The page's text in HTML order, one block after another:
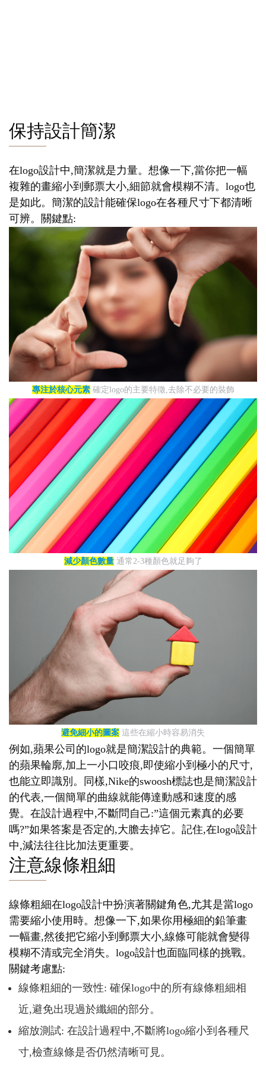
保持設計簡潔
在logo設計中,簡潔就是力量。想像一下,當你把一幅
複雜的畫縮小到郵票大小,細節就會模糊不清。logo也
是如此。簡潔的設計能確保logo在各種尺寸下都清晰
可辨。關鍵點:
專注於核心元素確定logo的主要特徵,去除不必要的裝飾
減少顏色數量通常2-3種顏色就足夠了
避免細小的圖案 這些在縮小時容易消失
例如,蘋果公司的logo就是簡潔設計的典範。一個簡單
的蘋果輪廓,加上一小口咬痕,即使縮小到極小的尺寸,
也能立即識別。同樣,Nike的swoosh標誌也是簡潔設計
的代表,一個簡單的曲線就能傳達動感和速度的感
覺。在設計過程中,不斷問自己:”這個元素真的必要
嗎?”如果答案是否定的,大膽去掉它。記住,在logo設計
中,減法往往比加法更重要。
注意線條粗細
線條粗細在logo設計中扮演著關鍵角色,尤其是當logo
需要縮小使用時。想像一下,如果你用極細的鉛筆畫
一幅畫,然後把它縮小到郵票大小,線條可能就會變得
模糊不清或完全消失。logo設計也面臨同樣的挑戰。
關鍵考慮點:
線條粗細的一致性: 確保logo中的所有線條粗細相
近,避免出現過於纖細的部分。
縮放測試: 在設計過程中,不斷將logo縮小到各種尺
寸,檢查線條是否仍然清晰可見。